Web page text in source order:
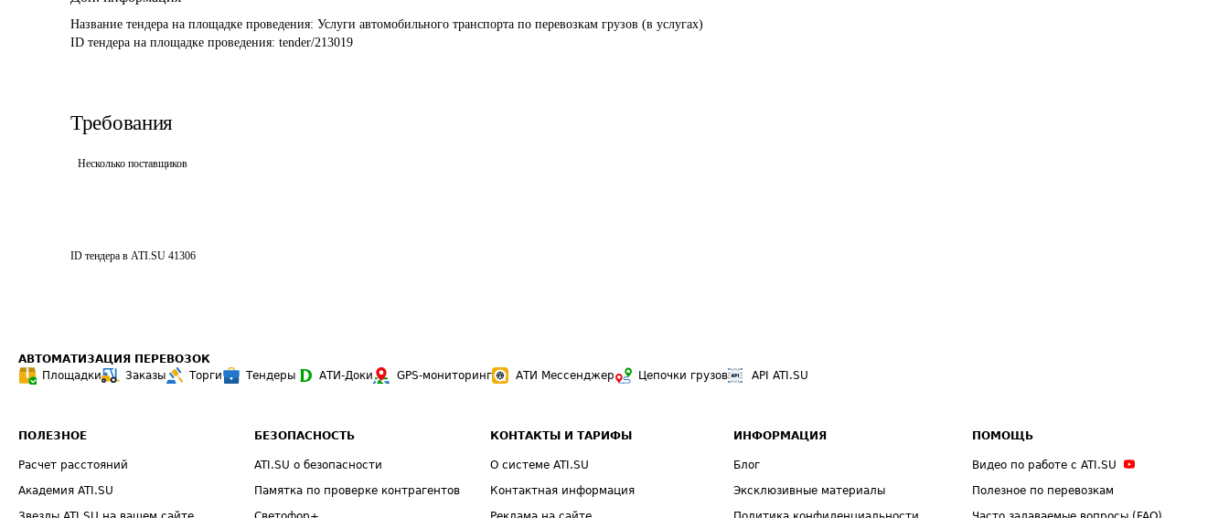
Название тендера на площадке проведения: Услуги автомобильного транспорта по перевозкам грузов (в услугах)
ID тендера на площадке проведения: tender/213019
Требования
Несколько поставщиков
ID тендера в ATI.SU 41306
АВТОМАТИЗАЦИЯ ПЕРЕВОЗОК
Площадки
Заказы Торги Тендеры АТИ-Доки GPS-мониторинг АТИ Мессенджер Цепочки грузов API ATI.SU
ПОЛЕЗНОЕ
Расчет расстояний
Академия ATI.SU
БЕЗОПАСНОСТЬ
ATI.SU о безопасности
Памятка по проверке контрагентов
КОНТАКТЫ И ТАРИФЫ
О системе ATI.SU
Контактная информация
ИНФОРМАЦИЯ
Блог
Эксклюзивные материалы
ПОМОЩЬ
Видео по работе с ATI.SU
Полезное по перевозкам